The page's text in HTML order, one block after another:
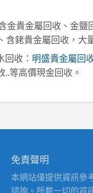
金貴金屬回收、金鹽
銠貴金屬回收，大
收： 明盛貴金屬回
等高價現金回收。
免責聲明
本網站僅提供資訊參
諮詢。所載一切的資